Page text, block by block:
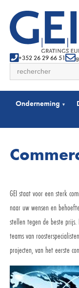
+352 26 29 66 51
Zoeken
Onderneming ▾
GEI staat voor een sterk
naar uw wensen en
stellen tegen de beste
teams van
projecten, van het eerste